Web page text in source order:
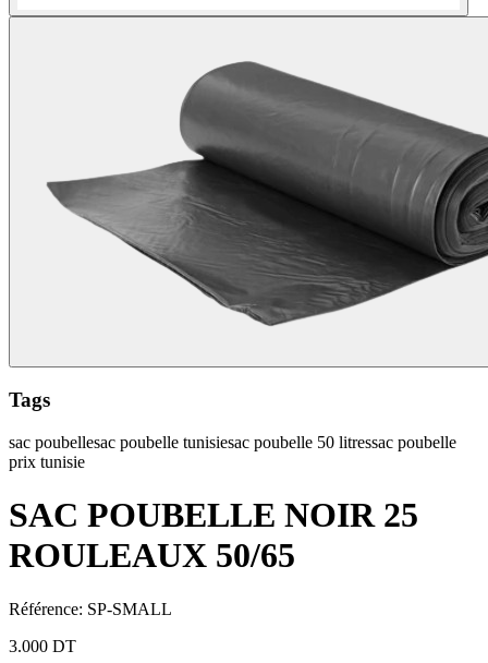
Tags
sac poubellesac poubelle tunisiesac poubelle 50 litressac poubelle
prix tunisie
SAC POUBELLE NOIR 25
ROULEAUX 50/65
Référence: SP-SMALL
3.000 DT